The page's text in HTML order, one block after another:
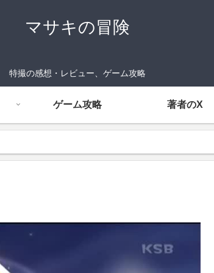
マサキの冒険
特撮の感想・レビュー、ゲーム攻略
ゲーム攻略 著者のX